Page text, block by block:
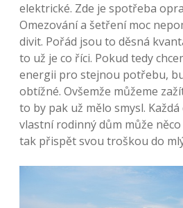
elektrické. Zde je spotřeba
Omezování a šetření moc
divit. Pořád jsou to děsná
to už je co říci. Pokud tedy
energii pro stejnou potřebu,
obtížné. Ovšemže můžeme
to by pak už mělo smysl.
vlastní rodinný dům může
tak přispět svou troškou do